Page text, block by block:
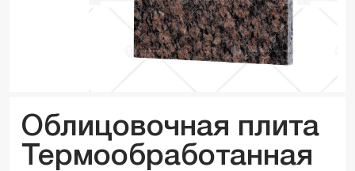
Облицовочная плита
Термообработанная